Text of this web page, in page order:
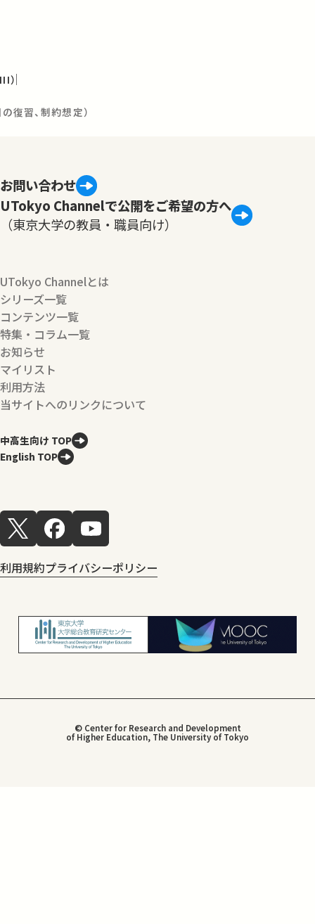
）
復習、制約想定）
お問い合わせ
UTokyo Channelで公開をご希望の方へ
（東京大学の教員・職員向け）
UTokyo Channelとは
シリーズ一覧
コンテンツ一覧
特集・コラム一覧
お知らせ
マイリスト
利用方法
当サイトへのリンクについて
中高生向け TOP
English TOP
利用規約プライバシーポリシー
© Center for Research and Development
of Higher Education, The University of Tokyo